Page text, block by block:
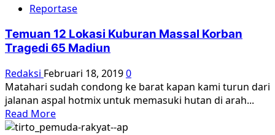
Reportase
Temuan 12 Lokasi Kuburan Massal Korban
Tragedi 65 Madiun
Redaksi Februari 18, 20190
Matahari sudah condong ke barat kapan kami turun dari
jalanan aspal hotmix untuk memasuki hutan di arah...
Read MoreRead
more